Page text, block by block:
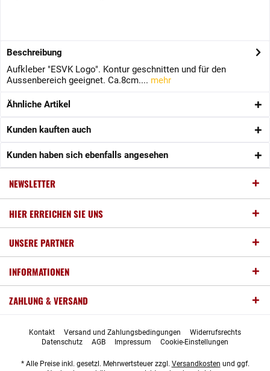
Beschreibung
Aufkleber "ESVK Logo". Kontur geschnitten und für den
Aussenbereich geeignet. Ca.8cm.... mehr
Ähnliche Artikel
Kunden kauften auch
Kunden haben sich ebenfalls angesehen
NEWSLETTER
HIER ERREICHEN SIE UNS
UNSERE PARTNER
INFORMATIONEN
ZAHLUNG & VERSAND
Kontakt Versand und Zahlungsbedingungen
Widerrufsrechts
Datenschutz
AGB Impressum Cookie-Einstellungen
* Alle Preise inkl. gesetzl. Mehrwertsteuer zzgl. Versandkosten und ggf.